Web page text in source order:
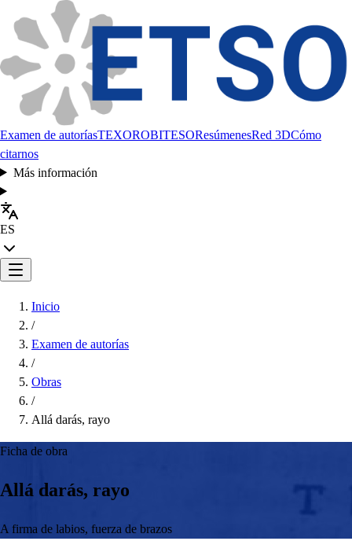
Examen de autoríasTEXOROBITESOResúmenesRed 3DCómo
citarnos
Más información
ES
Inicio
/
Examen de autorías
/
Obras
/
Allá darás, rayo
Ficha de obra
Allá darás, rayo
A firma de labios, fuerza de brazos